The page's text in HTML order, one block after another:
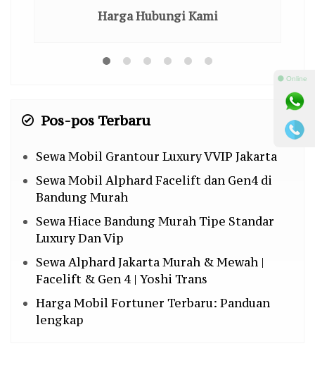
Harga Hubungi Kami
Pos-pos Terbaru
Sewa Mobil Grantour Luxury VVIP Jakarta
Sewa Mobil Alphard Facelift dan Gen4 di
Bandung Murah
Sewa Hiace Bandung Murah Tipe Standar
Luxury Dan Vip
Sewa Alphard Jakarta Murah & Mewah |
Facelift & Gen 4 | Yoshi Trans
Harga Mobil Fortuner Terbaru: Panduan
lengkap
⚫ Online